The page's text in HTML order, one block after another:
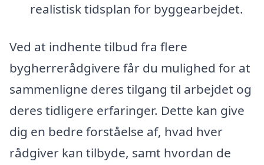
realistisk tidsplan for byggearbejdet.
Ved at indhente tilbud fra flere
bygherrerådgivere får du mulighed for at
sammenligne deres tilgang til arbejdet og
deres tidligere erfaringer. Dette kan give
dig en bedre forståelse af, hvad hver
rådgiver kan tilbyde, samt hvordan de